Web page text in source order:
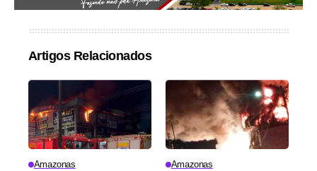
Artigos Relacionados
Amazonas Amazonas